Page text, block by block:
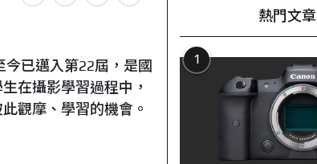
已邁入第22屆，是國
在攝影學習過程中，
觀摩、學習的機會。
熱門文章
1